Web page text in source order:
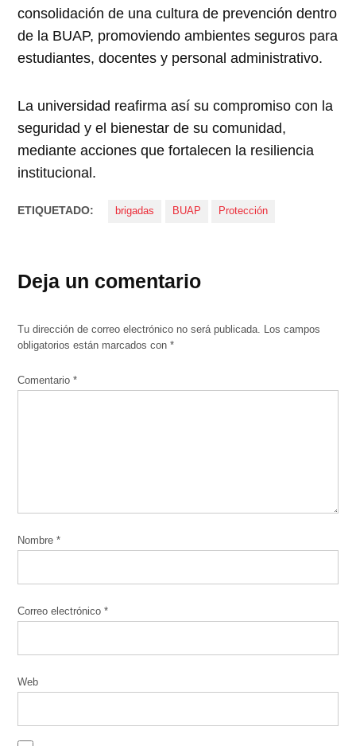
consolidación de una cultura de prevención dentro
de la BUAP, promoviendo ambientes seguros para
estudiantes, docentes y personal administrativo.
La universidad reafirma así su compromiso con la
seguridad y el bienestar de su comunidad,
mediante acciones que fortalecen la resiliencia
institucional.
ETIQUETADO: brigadas BUAP Protección
Deja un comentario
Tu dirección de correo electrónico no será publicada. Los campos
obligatorios están marcados con*
Comentario*
Nombre*
Correo electrónico*
Web